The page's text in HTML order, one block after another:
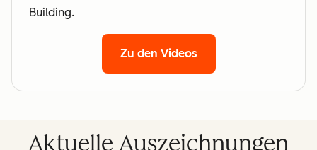
Building.
Zu den Videos
Aktuelle Auszeichnungen